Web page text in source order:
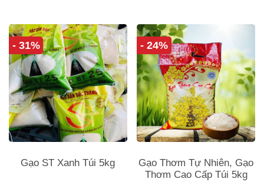
- 31%
Gạo ST Xanh Túi 5kg
- 24%
Gạo Thơm Tự Nhiên, Gạo
Thơm Cao Cấp Túi 5kg